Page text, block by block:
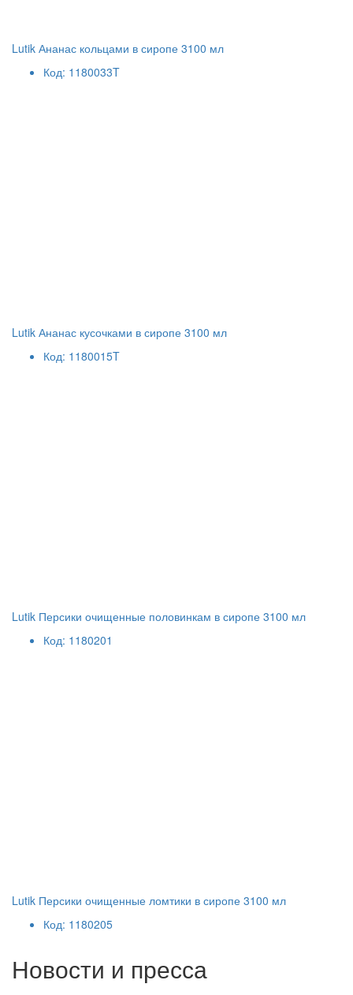
Lutik Ананас кольцами в сиропе 3100 мл
Код: 1180033T
Lutik Ананас кусочками в сиропе 3100 мл
Код: 1180015T
Lutik Персики очищенные половинкам в сиропе 3100 мл
Код: 1180201
Lutik Персики очищенные ломтики в сиропе 3100 мл
Код: 1180205
Новости и пресса